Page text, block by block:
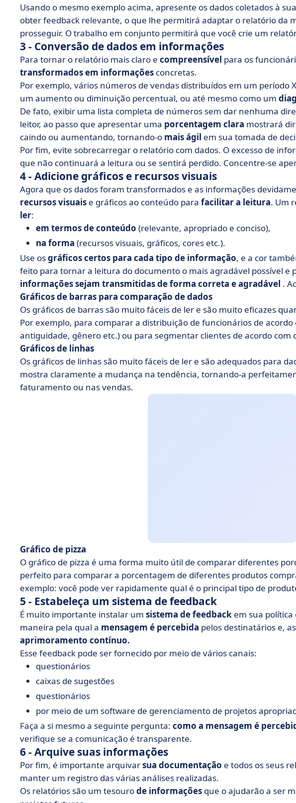
Usando o mesmo exemplo acima, apresente os dados coletados à
obter feedback relevante, o que lhe permitirá adaptar o relatório da
prosseguir. O trabalho em conjunto permitirá que você crie um
3 - Conversão de dados em informações
Para tornar o relatório mais claro e compreensível para os
transformados em informações concretas.
Por exemplo, vários números de vendas distribuídos em um período
um aumento ou diminuição percentual, ou até mesmo como um
De fato, exibir uma lista completa de números sem dar nenhuma
leitor, ao passo que apresentar uma porcentagem clara mostrará
caindo ou aumentando, tornando-o mais ágil em sua tomada de
Por fim, evite sobrecarregar o relatório com dados. O excesso de
que não continuará a leitura ou se sentirá perdido. Concentre-se
4 - Adicione gráficos e recursos visuais
Agora que os dados foram transformados e as informações
recursos visuais e gráficos ao conteúdo para facilitar a leitura. Um
ler:
em termos de conteúdo (relevante, apropriado e conciso),
na forma (recursos visuais, gráficos, cores etc.).
Use osgráficos certos para cada tipo de informação, e a cor
feito para tornar a leitura do documento o mais agradável possível e
informações sejam transmitidas de forma correta e agradável .
Gráficos de barras para comparação de dados
Os gráficos de barras são muito fáceis de ler e são muito eficazes
Por exemplo, para comparar a distribuição de funcionários de
antiguidade, gênero etc.) ou para segmentar clientes de acordo com
Gráficos de linhas
Os gráficos de linhas são muito fáceis de ler e são adequados para
mostra claramente a mudança na tendência, tornando-a
faturamento ou nas vendas.
Gráfico de pizza
O gráfico de pizza é uma forma muito útil de comparar diferentes
perfeito para comparar a porcentagem de diferentes produtos
exemplo: você pode ver rapidamente qual é o principal tipo de
5 - Estabeleça um sistema de feedback
É muito importante instalar um sistema de feedback em sua
maneira pela qual a mensagem é percebida pelos destinatários e,
aprimoramento contínuo.
Esse feedback pode ser fornecido por meio de vários canais:
questionários
caixas de sugestões
questionários
por meio de um software de gerenciamento de projetos
Faça a si mesmo a seguinte pergunta: como a mensagem é
verifique se a comunicação é transparente.
6 - Arquive suas informações
Por fim, é importante arquivarsua documentação e todos os seus
manter um registro das várias análises realizadas.
Os relatórios são um tesourode informações que o ajudarão a ser